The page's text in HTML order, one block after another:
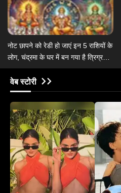
नोट छापने को रेडी हो जाएं इन 5 राशियों के
लोग, चंद्रमा के घर में बन गया है त्रिग्रही
योग
वेब स्टोरी